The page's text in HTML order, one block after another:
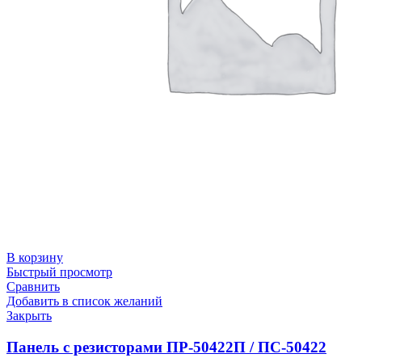
В корзину
Быстрый просмотр
Сравнить
Добавить в список желаний
Закрыть
Панель с резисторами ПР-50422П / ПС-50422